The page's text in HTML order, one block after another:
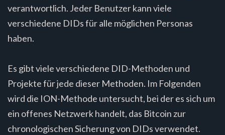
verantwortlich. Jeder Benutzer kann viele
verschiedene DIDs für alle möglichen Personas
haben.
Es gibt viele verschiedene DID-Methoden und
Projekte für jede dieser Methoden. Im Folgenden
wird die ION-Methode untersucht, bei der es sich um
ein offenes Netzwerk handelt, das Bitcoin zur
chronologischen Sicherung von DIDs verwendet.